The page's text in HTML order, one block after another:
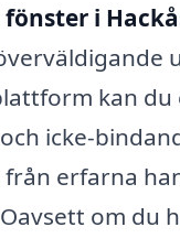
i
kan
icke-
erfarna
om du